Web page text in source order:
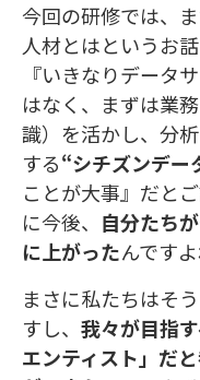
今回の研修では、
人材とはというお
『いきなりデータ
はなく、まずは業
識）を活かし、分
する“シチズンデー
ことが大事』だと
に今後、 自分たち
に上がったんですよ
まさに私たちはそ
すし、 我々が目指
エンティスト」だ